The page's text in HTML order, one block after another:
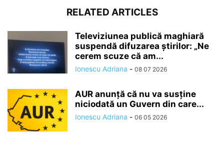
RELATED ARTICLES
Televiziunea publică maghiară
suspendă difuzarea ştirilor: „Ne
cerem scuze că am...
Ionescu Adriana - 08 07 2026
AUR anunță că nu va susține
niciodată un Guvern din care...
Ionescu Adriana - 06 05 2026